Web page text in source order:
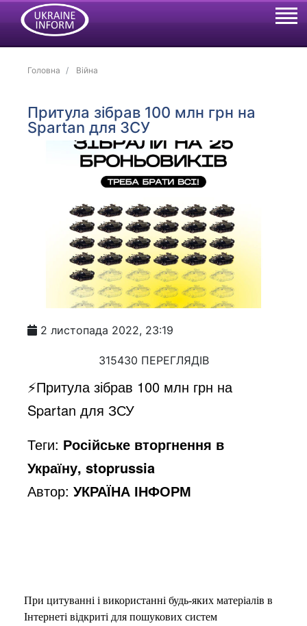
Головна Війна
Притула зібрав 100 млн грн на
Spartan для ЗСУ
2 листопада 2022, 23:19
315430 ПЕРЕГЛЯДІВ
⚡️Притула зібрав 100 млн грн на
Spartan для ЗСУ
Теги: Російське вторгнення в
Україну, stoprussia
Автор:УКРАЇНА ІНФОРМ
При цитуванні і використанні будь-яких матеріалів в
Інтернеті відкриті для пошукових систем